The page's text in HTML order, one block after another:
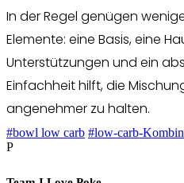
In der Regel genügen
Elemente: eine Basis, eine
Unterstützungen und ein
Einfachheit hilft, die
angenehmer zu halten.
#bowl low carb #low-carb-
P